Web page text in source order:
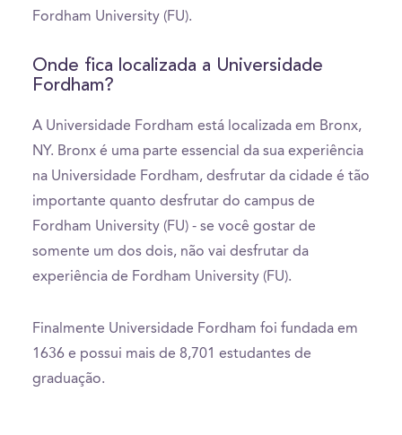
Fordham University (FU).
Onde fica localizada a Universidade
Fordham?
A Universidade Fordham está localizada em Bronx,
NY. Bronx é uma parte essencial da sua experiência
na Universidade Fordham, desfrutar da cidade é tão
importante quanto desfrutar do campus de
Fordham University (FU) - se você gostar de
somente um dos dois, não vai desfrutar da
experiência de Fordham University (FU).
Finalmente Universidade Fordham foi fundada em
1636 e possui mais de 8,701 estudantes de
graduação.